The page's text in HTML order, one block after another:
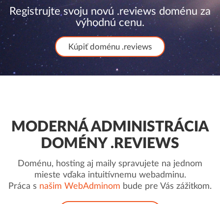
Registrujte svoju novú .reviews doménu za
výhodnú cenu.
Kúpiť doménu .reviews
MODERNÁ ADMINISTRÁCIA
DOMÉNY .REVIEWS
Doménu, hosting aj maily spravujete na jednom
mieste vďaka intuitívnemu webadminu.
Práca s našim WebAdminom bude pre Vás zážitkom.